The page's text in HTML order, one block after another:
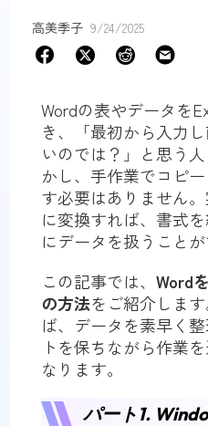
高美季子 9/24/2025
Wordの表やデータを
き、「最初から入力
いのでは？」と思う
かし、手作業でコピ
す必要はありません
に変換すれば、書式
にデータを扱うことが
この記事では、 Word
の方法をご紹介しま
ば、データを素早く
トを保ちながら作業
なります。
パート1.